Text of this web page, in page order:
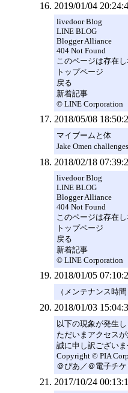
2019/01/04
livedoor Blog
LINE BLOG
Blogger Alliance
404 Not Found
このページは存在
トップページ
戻る
新着記事
© LINE Corporation
2018/05/08
マイブームと体
Jake Omen
2018/02/18
livedoor Blog
LINE BLOG
Blogger Alliance
404 Not Found
このページは存在
トップページ
戻る
新着記事
© LINE Corporation
2018/01/05
（メンテナンス時
2018/01/03
以下の現象が発生し
ただいまアクセス
誠に申し訳ござい
Copyright © PIA
＠ぴあ／＠電子チ
2017/10/24